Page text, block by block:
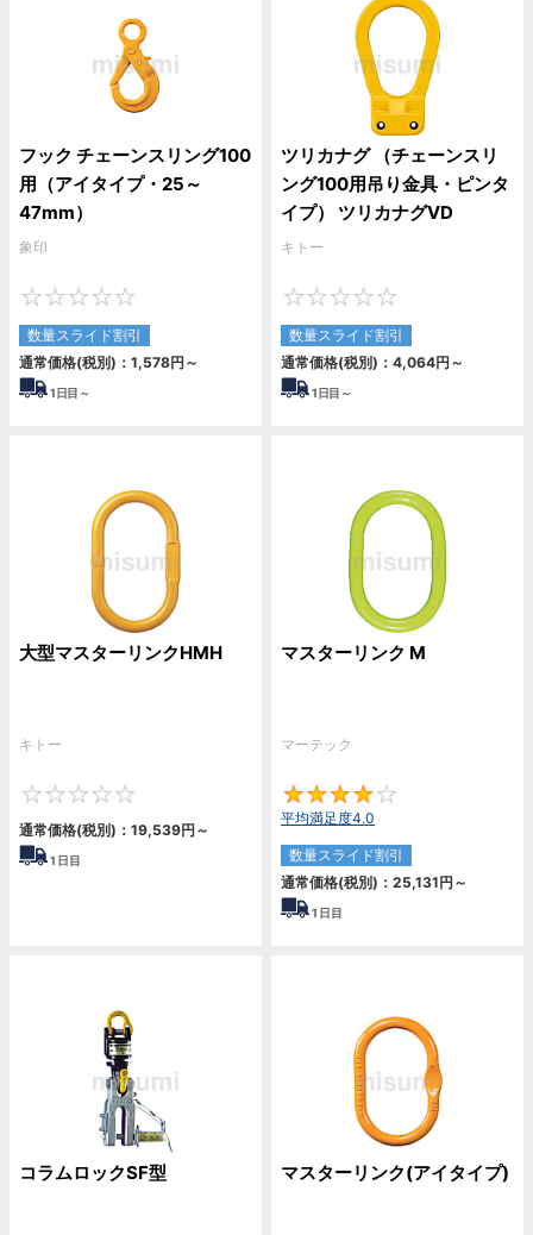
フック チェーンスリング100
用（アイタイプ・25～
47mm）
象印
数量スライド割引
通常価格(税別)： 1,578円 ～
1日目～
ツリカナグ （チェーンスリ
ング100用吊り金具・ピンタ
イプ） ツリカナグVD
キトー
数量スライド割引
通常価格(税別)： 4,064円 ～
1日目～
大型マスターリンクHMH
キトー
通常価格(税別)： 19,539円 ～
1 日目
マスターリンク M
マーテック
平均満足度4.0
数量スライド割引
通常価格(税別)： 25,131円 ～
1 日目
コラムロックSF型 マスターリンク(アイタイプ)